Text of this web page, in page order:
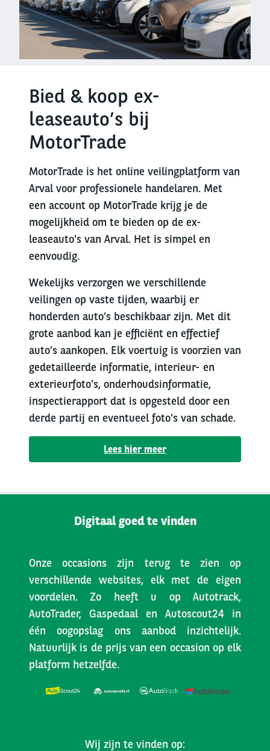
Bied & koop ex-
leaseauto’s bij
MotorTrade
MotorTrade is het online veilingplatform van
Arval voor professionele handelaren. Met
een account op MotorTrade krijg je de
mogelijkheid om te bieden op de ex-
leaseauto's van Arval. Het is simpel en
eenvoudig.
Wekelijks verzorgen we verschillende
veilingen op vaste tijden, waarbij er
honderden auto’s beschikbaar zijn. Met dit
grote aanbod kan je efficiënt en effectief
auto’s aankopen. Elk voertuig is voorzien van
gedetailleerde informatie, interieur- en
exterieurfoto's, onderhoudsinformatie,
inspectierapport dat is opgesteld door een
derde partij en eventueel foto's van schade.
Lees hier meer
Digitaal goed te vinden
Onze occasions zijn terug te zien op
verschillende websites, elk met de eigen
voordelen. Zo heeft u op Autotrack,
AutoTrader, Gaspedaal en Autoscout24 in
één oogopslag ons aanbod inzichtelijk.
Natuurlijk is de prijs van een occasion op elk
platform hetzelfde.
Wij zijn te vinden op: